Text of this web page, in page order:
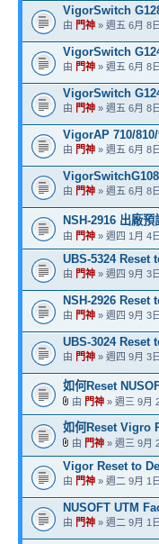
VigorSwitch
由 門神 » 週五 6月 8
VigorSwitch
由 門神 » 週五 6月 8
VigorSwitch
由 門神 » 週五 6月 8
VigorAP 710/
由 門神 » 週五 6月 8
由 門神 » 週五 6月 8
NSH-2916 出廠
由 門神 » 週四 1月 4
UBS-5324 Reset
由 門神 » 週四 9月 3
NSH-2926 Reset
由 門神 » 週四 9月 3
UBS-3024 Reset
由 門神 » 週四 9月 3
如何Reset
由 門神 » 週三 9月
如何Reset Vigro
由 門神 » 週三 9月
Vigor Reset to
由 門神 » 週二 9月 1
NUSOFT UTM
由 門神 » 週二 9月 1